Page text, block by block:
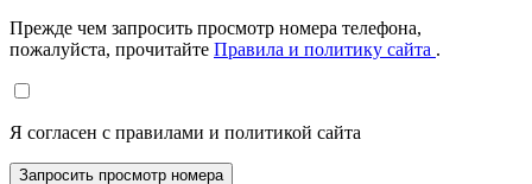
Прежде чем запросить просмотр номера телефона,
пожалуйста, прочитайте Правила и политику сайта .
Я согласен с правилами и политикой сайта
Запросить просмотр номера